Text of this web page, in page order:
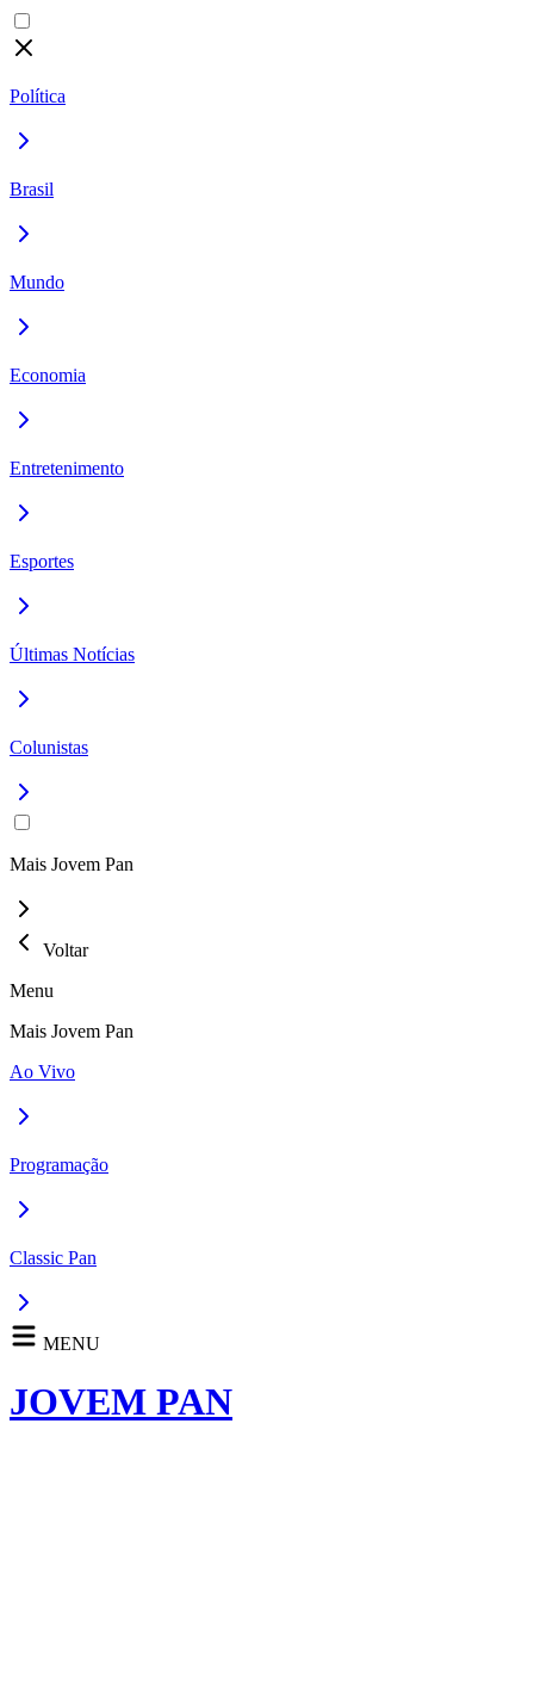
Política
Brasil
Mundo
Economia
Entretenimento
Esportes
Últimas Notícias
Colunistas
Mais Jovem Pan
Voltar
Menu
Mais Jovem Pan
Ao Vivo
Programação
Classic Pan
MENU
JOVEM PAN